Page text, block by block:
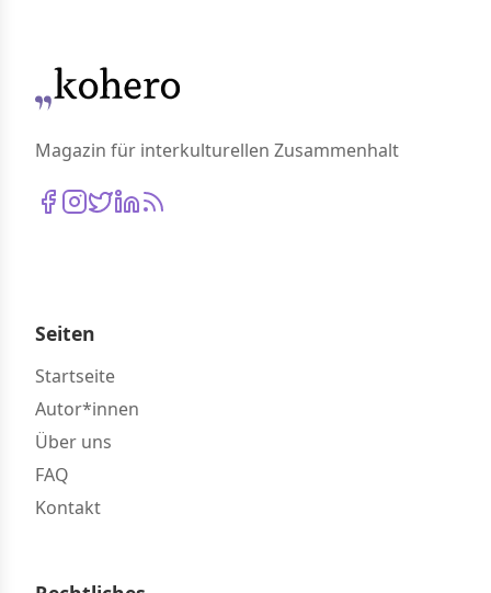
Magazin für interkulturellen Zusammenhalt
Seiten
Startseite
Autor*innen
Über uns
FAQ
Kontakt